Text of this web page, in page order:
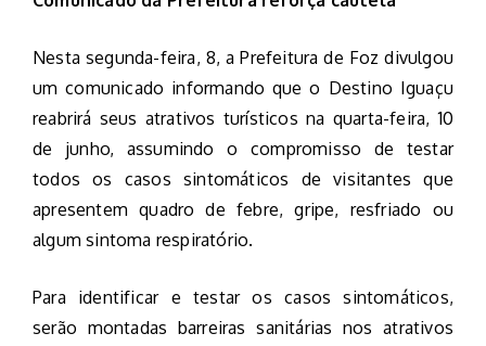
Nesta segunda-feira, 8, a Prefeitura de Foz divulgou
um comunicado informando que o Destino Iguaçu
reabrirá seus atrativos turísticos na quarta-feira, 10
de junho, assumindo o compromisso de testar
todos os casos sintomáticos de visitantes que
apresentem quadro de febre, gripe, resfriado ou
algum sintoma respiratório.
Para identificar e testar os casos sintomáticos,
serão montadas barreiras sanitárias nos atrativos